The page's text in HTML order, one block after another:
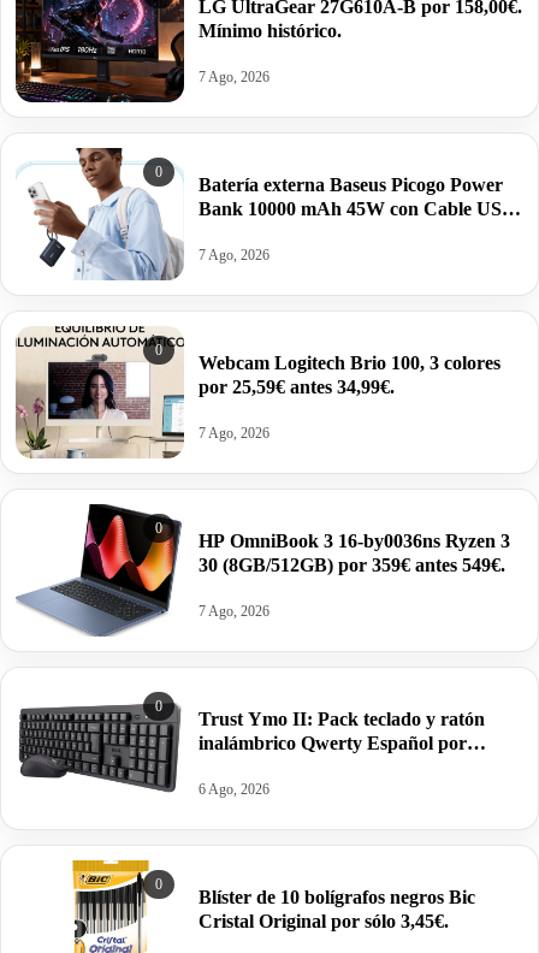
LG UltraGear 27G610A-B por 158,00€.
Mínimo histórico.
7 Ago, 2026
0
Batería externa Baseus Picogo Power
Bank 10000 mAh 45W con Cable USB-
7 Ago, 2026
0
Webcam Logitech Brio 100, 3 colores
por 25,59€ antes 34,99€.
7 Ago, 2026
0
HP OmniBook 3 16-by0036ns Ryzen 3
30 (8GB/512GB) por 359€ antes 549€.
7 Ago, 2026
0
Trust Ymo II: Pack teclado y ratón
inalámbrico Qwerty Español por
6 Ago, 2026
0
Blíster de 10 bolígrafos negros Bic
Cristal Original por sólo 3,45€.